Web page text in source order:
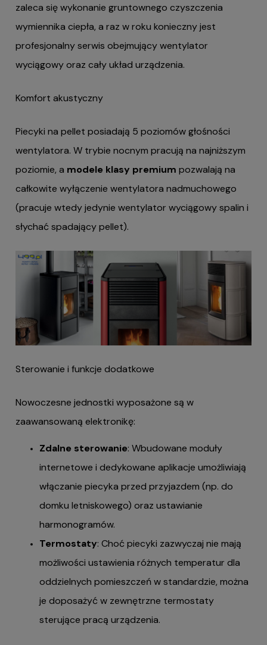
zaleca się wykonanie gruntownego czyszczenia
wymiennika ciepła, a raz w roku konieczny jest
profesjonalny serwis obejmujący wentylator
wyciągowy oraz cały układ urządzenia.
Komfort akustyczny
Piecyki na pellet posiadają 5 poziomów głośności
wentylatora. W trybie nocnym pracują na najniższym
poziomie, a modele klasy premium pozwalają na
całkowite wyłączenie wentylatora nadmuchowego
(pracuje wtedy jedynie wentylator wyciągowy spalin i
słychać spadający pellet).
Sterowanie i funkcje dodatkowe
Nowoczesne jednostki wyposażone są w
zaawansowaną elektronikę:
Zdalne sterowanie: Wbudowane moduły
internetowe i dedykowane aplikacje umożliwiają
włączanie piecyka przed przyjazdem (np. do
domku letniskowego) oraz ustawianie
harmonogramów.
Termostaty: Choć piecyki zazwyczaj nie mają
możliwości ustawienia różnych temperatur dla
oddzielnych pomieszczeń w standardzie, można
je doposażyć w zewnętrzne termostaty
sterujące pracą urządzenia.